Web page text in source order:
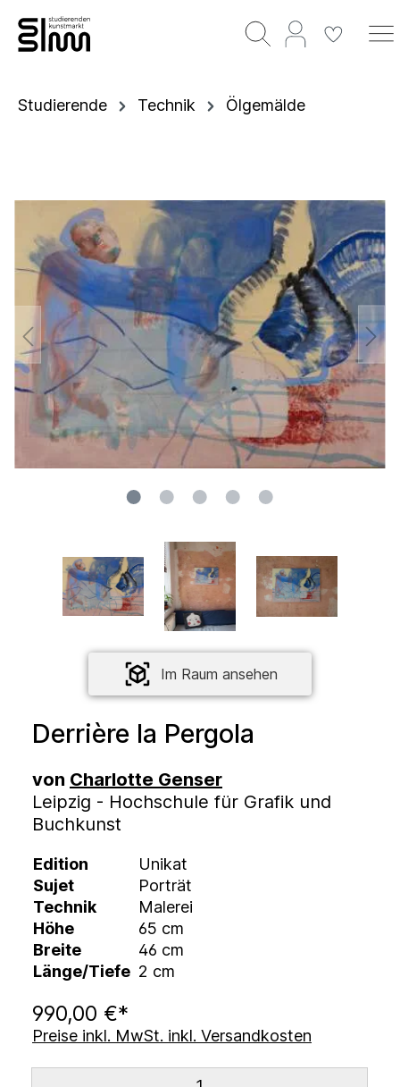
Studierende Technik Ölgemälde
Im Raum ansehen
Derrière la Pergola
von Charlotte Genser
Leipzig - Hochschule für Grafik und
Buchkunst
Edition
Unikat
Sujet
Porträt
Technik
Malerei
Höhe
65 cm
Breite
46 cm
Länge/Tiefe 2 cm
990,00 €*
Preise inkl. MwSt. inkl. Versandkosten